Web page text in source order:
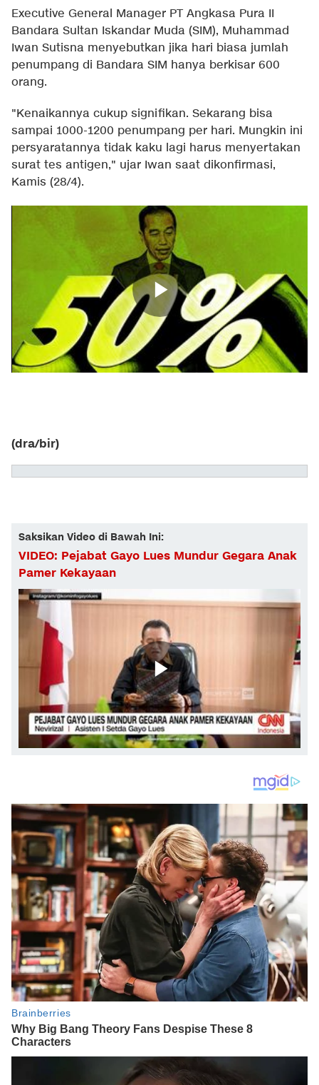
Executive General Manager PT Angkasa Pura II
Bandara Sultan Iskandar Muda (SIM), Muhammad
Iwan Sutisna menyebutkan jika hari biasa jumlah
penumpang di Bandara SIM hanya berkisar 600
orang.
"Kenaikannya cukup signifikan. Sekarang bisa
sampai 1000-1200 penumpang per hari. Mungkin ini
persyaratannya tidak kaku lagi harus menyertakan
surat tes antigen," ujar Iwan saat dikonfirmasi,
Kamis (28/4).
(dra/bir)
Saksikan Video di Bawah Ini:
VIDEO: Pejabat Gayo Lues Mundur Gegara Anak
Pamer Kekayaan